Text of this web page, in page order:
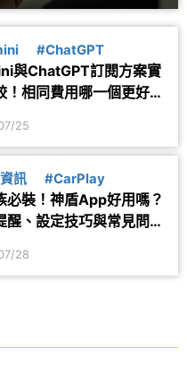
#ChatGPT
與ChatGPT訂閱方案實
！相同費用哪一個更好
25
訊 #CarPlay
必裝！神盾App好用嗎？
醒、設定技巧與常見問題
28